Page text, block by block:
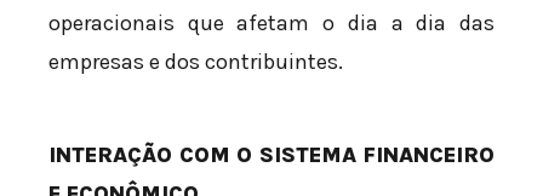
operacionais que afetam o dia a dia das
empresas e dos contribuintes.
INTERAÇÃO COM O SISTEMA FINANCEIRO